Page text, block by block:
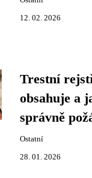
12. 02. 2026
Trestní
obsahuje a
správně
Ostatní
28. 01. 2026